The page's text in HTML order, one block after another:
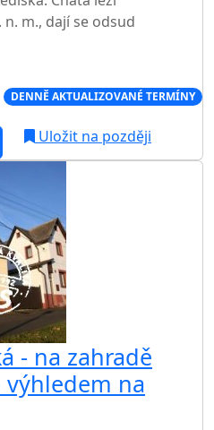
m., dají se odsud
DENNĚ AKTUALIZOVANÉ TERMÍNY
Uložit na později
- na zahradě
na